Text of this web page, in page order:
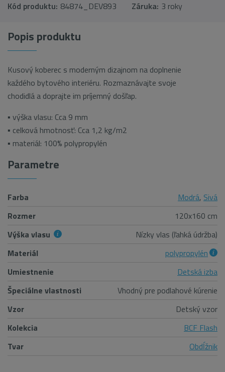
Kód produktu: 84874_DEV893 Záruka: 3 roky
Popis produktu
Kusový koberec s moderným dizajnom na doplnenie
každého bytového interiéru. Rozmaznávajte svoje
chodidlá a doprajte im príjemný došľap.
▪ výška vlasu: Cca 9 mm
▪ celková hmotnosť: Cca 1,2 kg/m2
▪ materiál: 100% polypropylén
Parametre
Farba Modrá, Sivá
Rozmer
120x160 cm
Výška vlasu
Nízky vlas (ľahká údržba)
Materiál
polypropylén
Umiestnenie
Detská izba
Špeciálne vlastnosti
Vhodný pre podlahové kúrenie
Vzor
Detský vzor
Kolekcia
BCF Flash
Tvar
Obdĺžnik